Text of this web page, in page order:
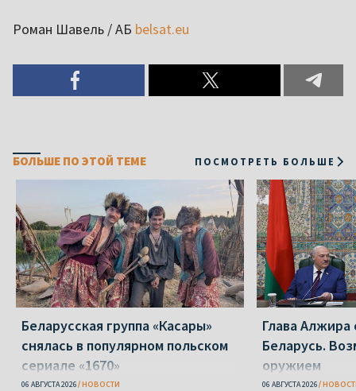
Роман Шавель / АБ belsat.eu
БОЛЬШЕ ПО ЭТОЙ ТЕМЕ ПОСМОТРЕТЬ БОЛЬШЕ
Беларусская группа «Касары»
снялась в популярном польском
сериале «1670»
06 АВГУСТА 2026 НОВОСТИ
Глава Алжира
Беларусь.
оружием
06 АВГУСТА 2026